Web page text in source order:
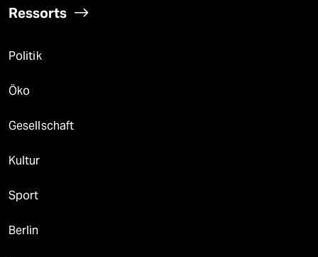
Ressorts
Politik
Öko
Gesellschaft
Kultur
Sport
Berlin